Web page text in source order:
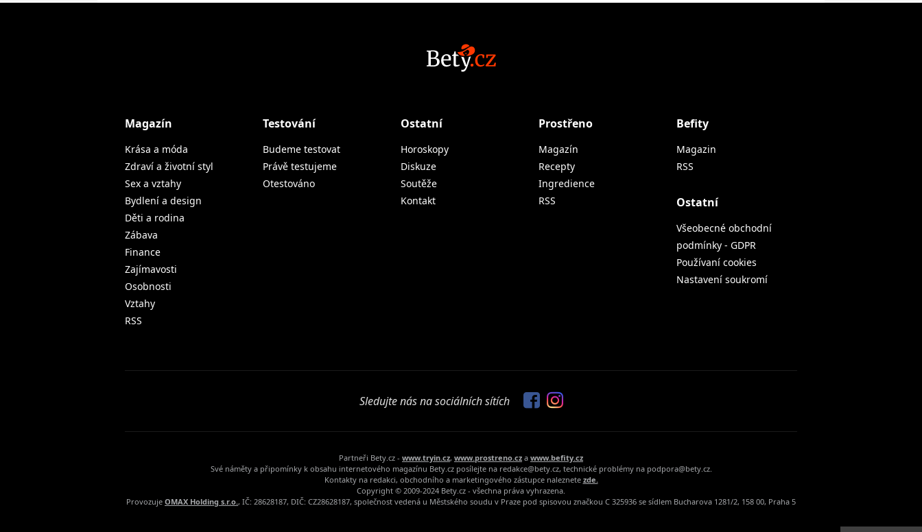
Magazín
Krása a móda
Zdraví a životní styl
Sex a vztahy
Bydlení a design
Děti a rodina
Zábava
Finance
Zajímavosti
Osobnosti
Vztahy
RSS
Testování
Budeme testovat
Právě testujeme
Otestováno
Ostatní
Horoskopy
Diskuze
Soutěže
Kontakt
Prostřeno
Magazín
Recepty
Ingredience
RSS
Befity
Magazin
RSS
Ostatní
Všeobecné obchodní
podmínky - GDPR
Používaní cookies
Nastavení soukromí
Sledujte nás na sociálních sítích
Partneři Bety.cz - www.tryin.cz, www.prostreno.cz a www.befity.cz
Své náměty a připomínky k obsahu internetového magazínu Bety.cz posílejte na redakce@bety.cz, technické problémy na podpora@bety.cz.
Kontakty na redakci, obchodního a marketingového zástupce naleznete zde.
Copyright © 2009-2024 Bety.cz - všechna práva vyhrazena.
Provozuje OMAX Holding s.r.o., IČ: 28628187, DIČ: CZ28628187, společnost vedená u Městského soudu v Praze pod spisovou značkou C 325936 se sídlem Bucharova 1281/2, 158 00, Praha 5